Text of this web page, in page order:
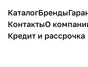
КаталогБренды
КонтактыО
Кредит и рассрочка